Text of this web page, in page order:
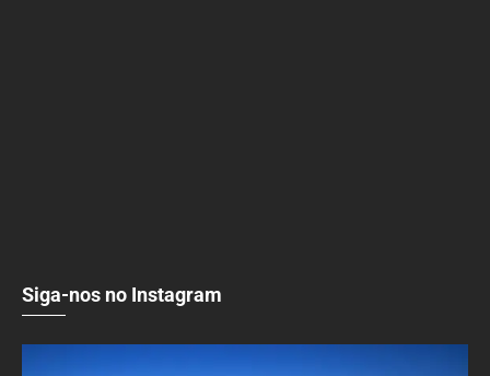
Siga-nos no Instagram